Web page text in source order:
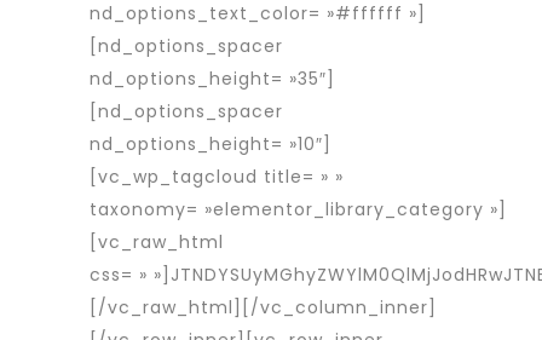
nd_options_text_color= »#ffffff »]
[nd_options_spacer
nd_options_height= »35″]
[nd_options_spacer
nd_options_height= »10″]
[vc_wp_tagcloud title= » »
taxonomy= »elementor_library_category »]
[vc_raw_html
css= »
[/vc_raw_html][/vc_column_inner]